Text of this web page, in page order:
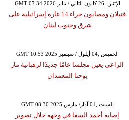
GMT 07:34 2026 الإثنين ,26 كانون الثاني / يناير
قتيلان ومصابون جراء 14 غارة إسرائيلية على
شرق وجنوب لبنان
GMT 10:53 2025 الخميس ,04 أيلول / سبتمبر
الراعي يعين مجلسا عامًا جديدًا لرهبانية مار
يوحنا المعمدان
GMT 08:30 2025 السبت ,01 آذار/ مارس
إصابة أحمد السقا في وجهه خلال تصوير